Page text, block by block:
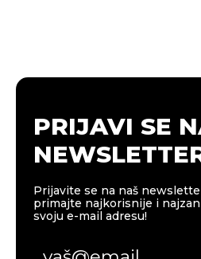
PRIJAVI SE
Prijavite se na naš
primajte najkorisnije i
svoju e-mail adresu!